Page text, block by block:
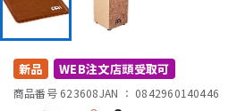
DTM オンライン納品
配信/ライブ機器
新品 WEB注文店頭受取可
商品番号 623608JAN ： 0842960140446